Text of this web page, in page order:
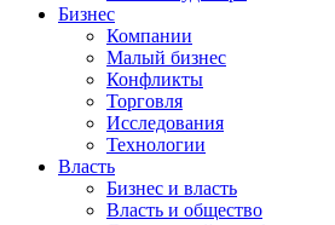
Бизнес
Компании
Малый бизнес
Конфликты
Торговля
Исследования
Технологии
Власть
Бизнес и власть
Власть и общество